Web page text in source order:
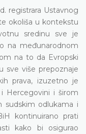
registrara Ustavnog
okoliša u kontekstu
sredinu sve je
na međunarodnom
na to da Evropski
sve više prepoznaje
prava, izuzetno je
Hercegovini i širom
sudskim odlukama i
kontinuirano prati
kako bi osigurao